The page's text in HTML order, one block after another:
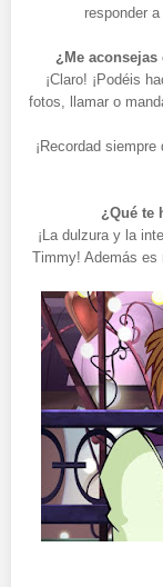
responder
¿Me
¡Claro! ¡Podéis
fotos, llamar o
¡Recordad
¿Qué te
¡La dulzura y la
Timmy! Además es